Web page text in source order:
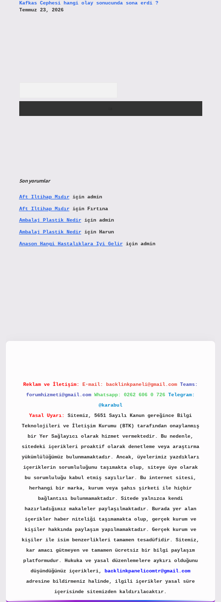
Kafkas Cephesi hangi olay sonucunda sona erdi ?
Temmuz 23, 2026
Son yorumlar
Aft Iltihap Mıdıriçin admin
Aft Iltihap Mıdıriçin Fırtına
Ambalaj Plastik Nediriçin admin
Ambalaj Plastik Nediriçin Harun
Anason Hangi Hastalıklara Iyi Geliriçin admin
Reklam ve İletişim: E-mail: backlinkpaneli@gmail.com Teams:
forumhizmeti@gmail.com Whatsapp: 0262 606 0 726 Telegram:
@karabul
Yasal Uyarı:
Sitemiz, 5651 Sayılı Kanun gereğince Bilgi
Teknolojileri ve İletişim Kurumu (BTK) tarafından onaylanmış
bir Yer Sağlayıcı olarak hizmet vermektedir. Bu nedenle,
sitedeki içerikleri proaktif olarak denetleme veya araştırma
yükümlülüğümüz bulunmamaktadır. Ancak, üyelerimiz yazdıkları
içeriklerin sorumluluğunu taşımakta olup, siteye üye olarak
bu sorumluluğu kabul etmiş sayılırlar. Bu internet sitesi,
herhangi bir marka, kurum veya şahıs şirketi ile hiçbir
bağlantısı bulunmamaktadır. Sitede yalnızca kendi
hazırladığımız makaleler paylaşılmaktadır. Burada yer alan
içerikler haber niteliği taşımamakta olup, gerçek kurum ve
kişiler hakkında paylaşım yapılmamaktadır. Gerçek kurum ve
kişiler ile isim benzerlikleri tamamen tesadüfidir. Sitemiz,
kar amacı gütmeyen ve tamamen ücretsiz bir bilgi paylaşım
platformudur. Hukuka ve yasal düzenlemelere aykırı olduğunu
düşündüğünüz içerikleri,
backlinkpanelicomtr@gmail.com
adresine bildirmeniz halinde, ilgili içerikler yasal süre
içerisinde sitemizden kaldırılacaktır.